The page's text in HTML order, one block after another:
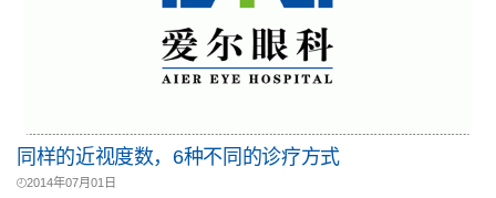
同样的近视度数，6种不同的诊疗方式
2014年07月01日